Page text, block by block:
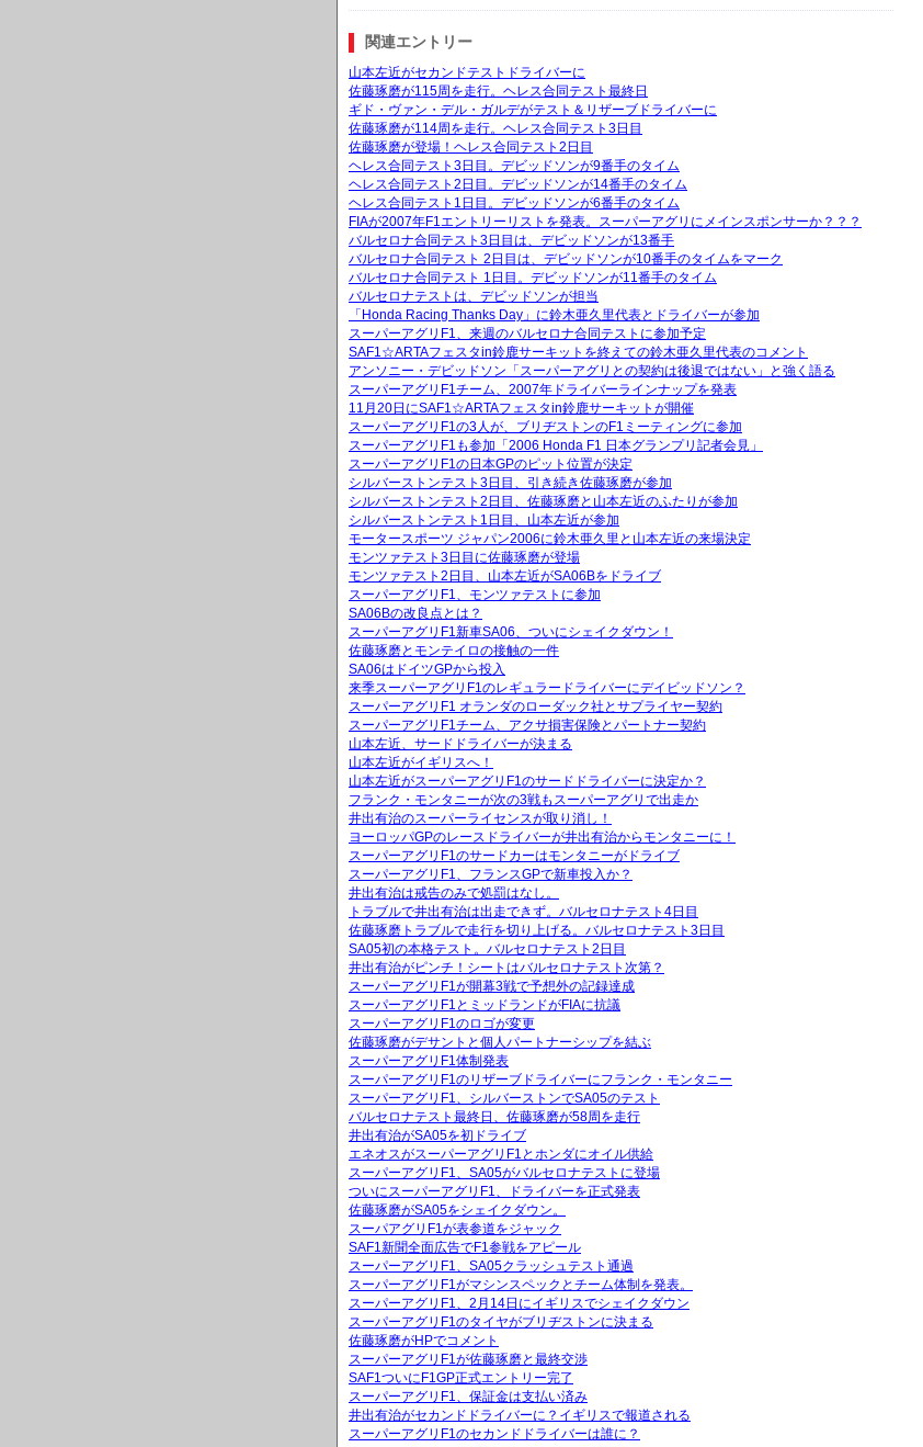
関連エントリー
山本左近がセカンドテストドライバーに
佐藤琢磨が115周を走行。ヘレス合同テスト最終日
ギド・ヴァン・デル・ガルデがテスト＆リザーブドライバーに
佐藤琢磨が114周を走行。ヘレス合同テスト3日目
佐藤琢磨が登場！ヘレス合同テスト2日目
ヘレス合同テスト3日目。デビッドソンが9番手のタイム
ヘレス合同テスト2日目。デビッドソンが14番手のタイム
ヘレス合同テスト1日目。デビッドソンが6番手のタイム
FIAが2007年F1エントリーリストを発表。スーパーアグリにメインスポンサーか？？？
バルセロナ合同テスト3日目は、デビッドソンが13番手
バルセロナ合同テスト 2日目は、デビッドソンが10番手のタイムをマーク
バルセロナ合同テスト 1日目。デビッドソンが11番手のタイム
バルセロナテストは、デビッドソンが担当
「Honda Racing Thanks Day」に鈴木亜久里代表とドライバーが参加
スーパーアグリF1、来週のバルセロナ合同テストに参加予定
SAF1☆ARTAフェスタin鈴鹿サーキットを終えての鈴木亜久里代表のコメント
アンソニー・デビッドソン「スーパーアグリとの契約は後退ではない」と強く語る
スーパーアグリF1チーム、2007年ドライバーラインナップを発表
11月20日にSAF1☆ARTAフェスタin鈴鹿サーキットが開催
スーパーアグリF1の3人が、ブリヂストンのF1ミーティングに参加
スーパーアグリF1も参加「2006 Honda F1 日本グランプリ記者会見」
スーパーアグリF1の日本GPのピット位置が決定
シルバーストンテスト3日目、引き続き佐藤琢磨が参加
シルバーストンテスト2日目、佐藤琢磨と山本左近のふたりが参加
シルバーストンテスト1日目、山本左近が参加
モータースポーツ ジャパン2006に鈴木亜久里と山本左近の来場決定
モンツァテスト3日目に佐藤琢磨が登場
モンツァテスト2日目、山本左近がSA06Bをドライブ
スーパーアグリF1、モンツァテストに参加
SA06Bの改良点とは？
スーパーアグリF1新車SA06、ついにシェイクダウン！
佐藤琢磨とモンテイロの接触の一件
SA06はドイツGPから投入
来季スーパーアグリF1のレギュラードライバーにデイビッドソン？
スーパーアグリF1 オランダのローダック社とサプライヤー契約
スーパーアグリF1チーム、アクサ損害保険とパートナー契約
山本左近、サードドライバーが決まる
山本左近がイギリスへ！
山本左近がスーパーアグリF1のサードドライバーに決定か？
フランク・モンタニーが次の3戦もスーパーアグリで出走か
井出有治のスーパーライセンスが取り消し！
ヨーロッパGPのレースドライバーが井出有治からモンタニーに！
スーパーアグリF1のサードカーはモンタニーがドライブ
スーパーアグリF1、フランスGPで新車投入か？
井出有治は戒告のみで処罰はなし。
トラブルで井出有治は出走できず。バルセロナテスト4日目
佐藤琢磨トラブルで走行を切り上げる。バルセロナテスト3日目
SA05初の本格テスト。バルセロナテスト2日目
井出有治がピンチ！シートはバルセロナテスト次第？
スーパーアグリF1が開幕3戦で予想外の記録達成
スーパーアグリF1とミッドランドがFIAに抗議
スーパーアグリF1のロゴが変更
佐藤琢磨がデサントと個人パートナーシップを結ぶ
スーパーアグリF1体制発表
スーパーアグリF1のリザーブドライバーにフランク・モンタニー
スーパーアグリF1、シルバーストンでSA05のテスト
バルセロナテスト最終日、佐藤琢磨が58周を走行
井出有治がSA05を初ドライブ
エネオスがスーパーアグリF1とホンダにオイル供給
スーパーアグリF1、SA05がバルセロナテストに登場
ついにスーパーアグリF1、ドライバーを正式発表
佐藤琢磨がSA05をシェイクダウン。
スーパアグリF1が表参道をジャック
SAF1新聞全面広告でF1参戦をアピール
スーパーアグリF1、SA05クラッシュテスト通過
スーパーアグリF1がマシンスペックとチーム体制を発表。
スーパーアグリF1、2月14日にイギリスでシェイクダウン
スーパーアグリF1のタイヤがブリヂストンに決まる
佐藤琢磨がHPでコメント
スーパーアグリF1が佐藤琢磨と最終交渉
SAF1ついにF1GP正式エントリー完了
スーパーアグリF1、保証金は支払い済み
井出有治がセカンドドライバーに？イギリスで報道される
スーパーアグリF1のセカンドドライバーは誰に？